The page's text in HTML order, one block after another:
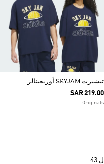
تيشيرت SKYJAM أوريجينالز
SAR 219.00
Originals